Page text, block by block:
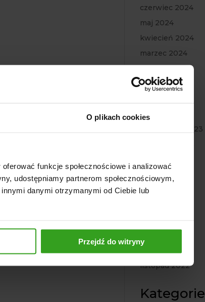
O plikach cookies
funkcje społecznościowe i analizować
udostępniamy partnerom społecznościowym,
danymi otrzymanymi od Ciebie lub
Przejdź do witryny
czerwiec 2024
maj 2024
kwiecień 2024
marzec 2024
luty 2024
styczeń 2024
listopad 2023
październik 2023
czerwiec 2023
maj 2023
grudzień 2022
listopad 2022
Kategorie